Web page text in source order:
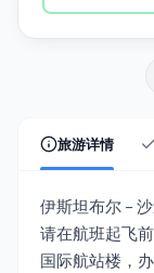
旅游详情
伊斯坦布尔 –
请在航班起飞
国际航站楼，